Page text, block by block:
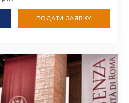
ПОДАТИ ЗАЯВКУ